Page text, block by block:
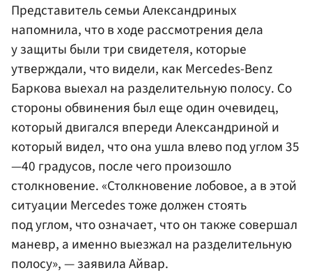
Представитель семьи Александриных
напомнила, что в ходе рассмотрения дела
у защиты были три свидетеля, которые
утверждали, что видели, как Mercedes-Benz
Баркова выехал на разделительную полосу. Со
стороны обвинения был еще один очевидец,
который двигался впереди Александриной и
который видел, что она ушла влево под углом 35
—40 градусов, после чего произошло
столкновение. «Столкновение лобовое, а в этой
ситуации Mercedes тоже должен стоять
под углом, что означает, что он также совершал
маневр, а именно выезжал на разделительную
полосу», — заявила Айвар.